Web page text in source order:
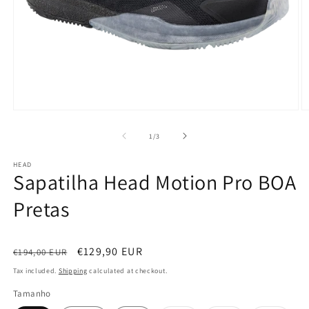
1 /of
3
HEAD
Sapatilha Head Motion Pro BOA
Pretas
Regular
price
€194,00 EUR
Sale
price
€129,90 EUR
Tax included. Shipping calculated at checkout.
Tamanho